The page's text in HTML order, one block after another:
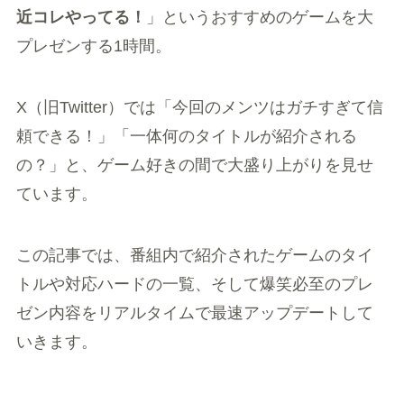
近コレやってる！
」というおすすめのゲームを大
プレゼンする1時間。
X（旧Twitter）では「今回のメンツはガチすぎて信
頼できる！」「一体何のタイトルが紹介される
の？」と、ゲーム好きの間で大盛り上がりを見せ
ています。
この記事では、番組内で紹介されたゲームのタイ
トルや対応ハードの一覧、そして爆笑必至のプレ
ゼン内容をリアルタイムで最速アップデートして
いきます。